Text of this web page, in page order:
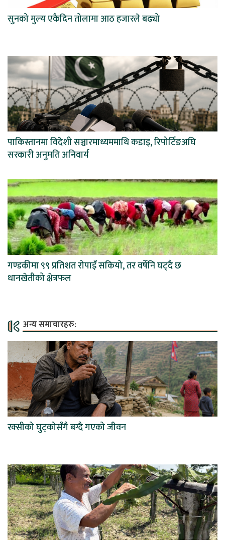
सुनको मुल्य एकैदिन तोलामा आठ हजारले बढ्यो
पाकिस्तानमा विदेशी सञ्चारमाध्यममाथि कडाइ, रिपोर्टिङअघि
सरकारी अनुमति अनिवार्य
गण्डकीमा ९९ प्रतिशत रोपाइँ सकियो, तर वर्षेनि घट्दै छ
धानखेतीको क्षेत्रफल
अन्य समाचारहरु:
रक्सीको घुट्कोसँगै बग्दै गएको जीवन